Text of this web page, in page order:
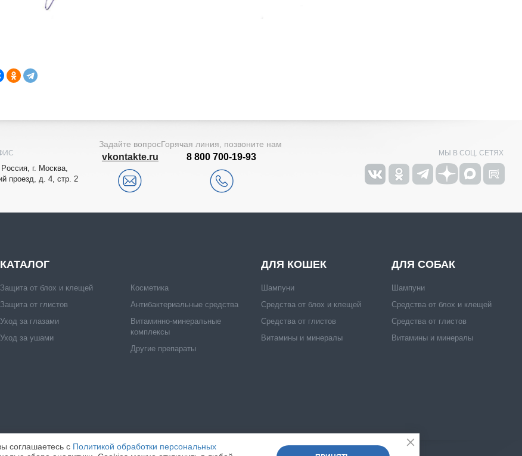
Рoccия, г. Мocквa
проезд, д. 4, стр. 2
Задайте вопрос
vkontakte.ru
Горячая линия, позвоните нам
8 800 700-19-93 МЫ В СОЦ. СЕТЯХ
КАТАЛОГ
Защита от блох и клещей
Защита от глистов
Уход за глазами
Уход за ушами
Косметика
Антибактериальные средства
Витаминно-минеральные
комплексы
Другие препараты
ДЛЯ КОШЕК
Шампуни
Средства от блох и клещей
Средства от глистов
Витамины и минералы
ДЛЯ СОБАК
Шампуни
Средства от блох и клещей
Средства от глистов
Витамины и минералы
соглашаетесь c Политикой обработки персональных